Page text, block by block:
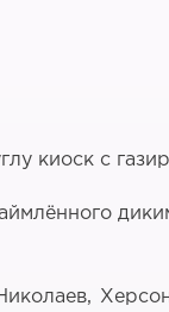
киоск с